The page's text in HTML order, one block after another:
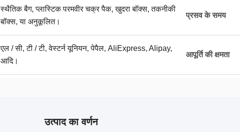
स्थैतिक बैग, प्लास्टिक परमवीर चक्र पैक, खुदरा बॉक्स, तकनीकी
बॉक्स, या अनुकूलित।
प्रसव के समय
एल / सी, टी / टी, वेस्टर्न यूनियन, पेपैल, AliExpress, Alipay,
आदि।
आपूर्ति की क्षमता
उत्पाद का वर्णन